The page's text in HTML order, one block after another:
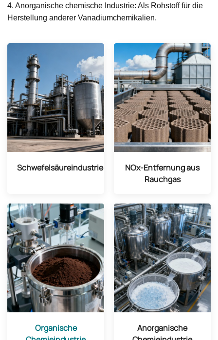
4. Anorganische chemische Industrie: Als Rohstoff für die
Herstellung anderer Vanadiumchemikalien.
Schwefelsäureindustrie
NOx-Entfernung aus
Rauchgas
Organische
Anorganische